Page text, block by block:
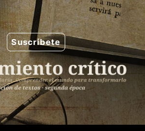
Suscríbete